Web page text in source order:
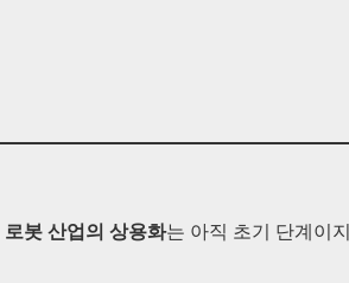
로봇 산업의 상용화는 아직 초기 단계이